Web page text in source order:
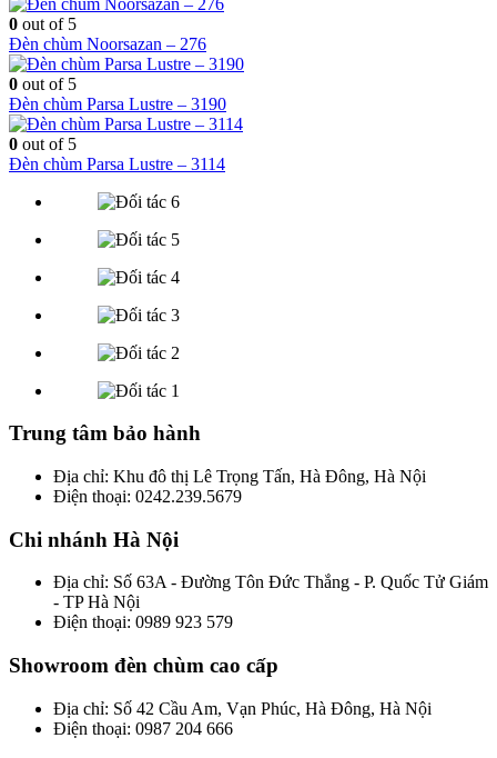
0 out of 5
Đèn chùm Noorsazan – 276
0 out of 5
Đèn chùm Parsa Lustre – 3190
0 out of 5
Đèn chùm Parsa Lustre – 3114
Trung tâm bảo hành
Địa chỉ: Khu đô thị Lê Trọng Tấn, Hà Đông, Hà Nội
Điện thoại: 0242.239.5679
Chi nhánh Hà Nội
Địa chỉ: Số 63A - Đường Tôn Đức Thắng - P. Quốc Tử Giám
- TP Hà Nội
Điện thoại: 0989 923 579
Showroom đèn chùm cao cấp
Địa chỉ: Số 42 Cầu Am, Vạn Phúc, Hà Đông, Hà Nội
Điện thoại: 0987 204 666